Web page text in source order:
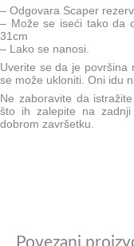
– Odgovara Scaper
– Može se iseći tako da
31cm
– Lako se nanosi.
Uverite se da je površina
se može ukloniti. Oni idu
Ne zaboravite da
što ih zalepite na
dobrom završetku.
Povezani